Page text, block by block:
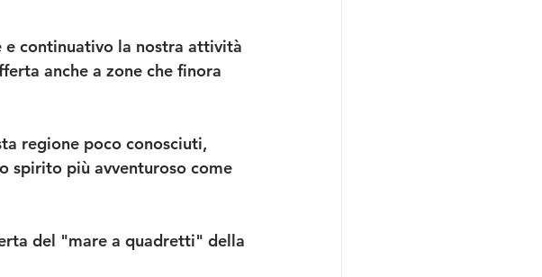
continuativo la nostra attività
anche a zone che finora
regione poco conosciuti,
spirito più avventuroso come
del "mare a quadretti" della